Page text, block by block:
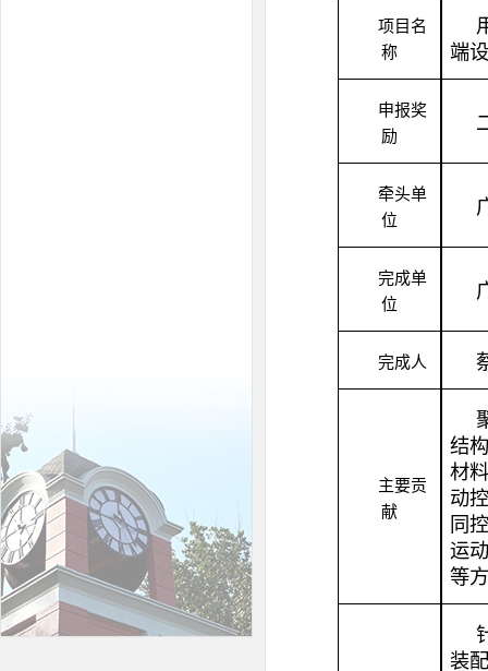
项目名
称
端
申报奖
励
牵头单
位
完成单
位
完成人
主要贡
献
结
材
动
同
运
等
装